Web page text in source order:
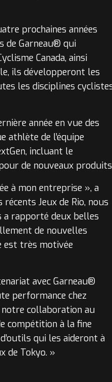
prochaines années
de Garneau® qui
Canada, ainsi
ils développeront les
les disciplines
année en vue des
athlète de l’équipe
incluant le
de nouveaux produits
à mon entreprise », a
Jeux de Rio, nous
a rapporté deux belles
de nouvelles
est très motivée
avec Garneau®
performance chez
notre collaboration au
compétition à la fine
qui les aideront à
de Tokyo. »